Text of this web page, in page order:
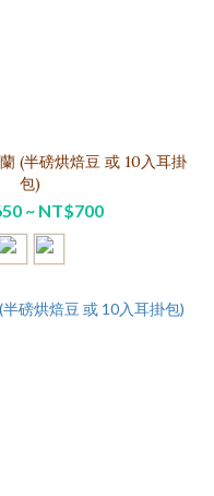
(半磅烘焙豆 或 10入耳掛
包)
~ NT$700